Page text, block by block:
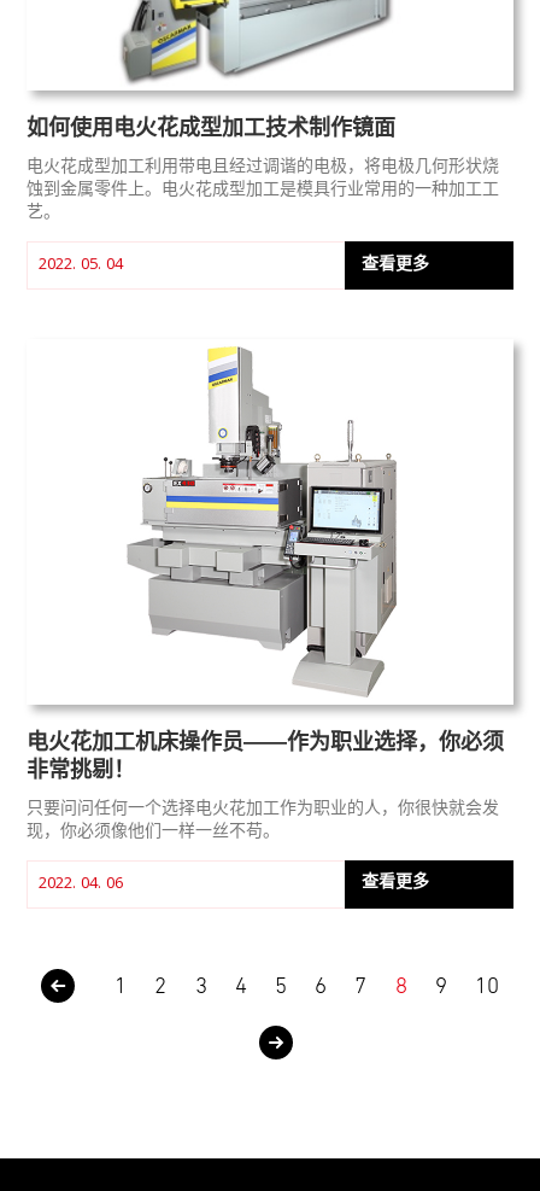
如何使用电火花成型加工技术制作镜面
电火花成型加工利用带电且经过调谐的电极，将电极几何形状烧
蚀到金属零件上。电火花成型加工是模具行业常用的一种加工工
艺。
2022. 05. 04 查看更多
电火花加工机床操作员——作为职业选择，你必须
非常挑剔！
只要问问任何一个选择电火花加工作为职业的人，你很快就会发
现，你必须像他们一样一丝不苟。
2022. 04. 06 查看更多
1 2 3 4 5 6 7 8 9 10